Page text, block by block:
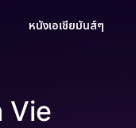
หนังเอเชียมันส์ๆ
Vie